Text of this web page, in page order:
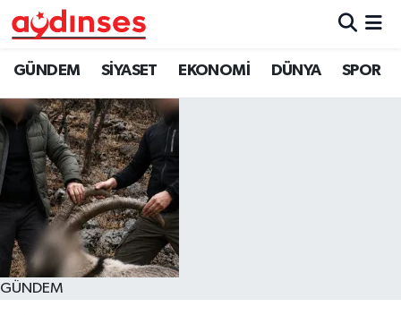
GÜNDEM SİYASET EKONOMİ DÜNYA SPOR
GÜNDEM
GÜNDEM
SİYASET
EKONOMİ
DÜNYA
SPOR
MAGAZİN
Nöbetçi Eczaneler
Hava Durumu
Aydin Namaz Vakitleri
Trafik Durumu
Süper Lig Puan Durumu ve Fikstür
Tüm Manşetler